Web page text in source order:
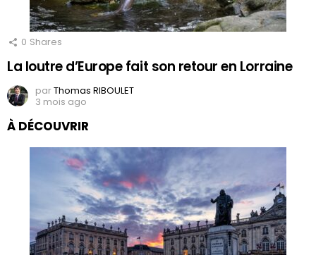
0 Shares
La loutre d’Europe fait son retour en Lorraine
parThomas RIBOULET
3 mois ago
À DÉCOUVRIR